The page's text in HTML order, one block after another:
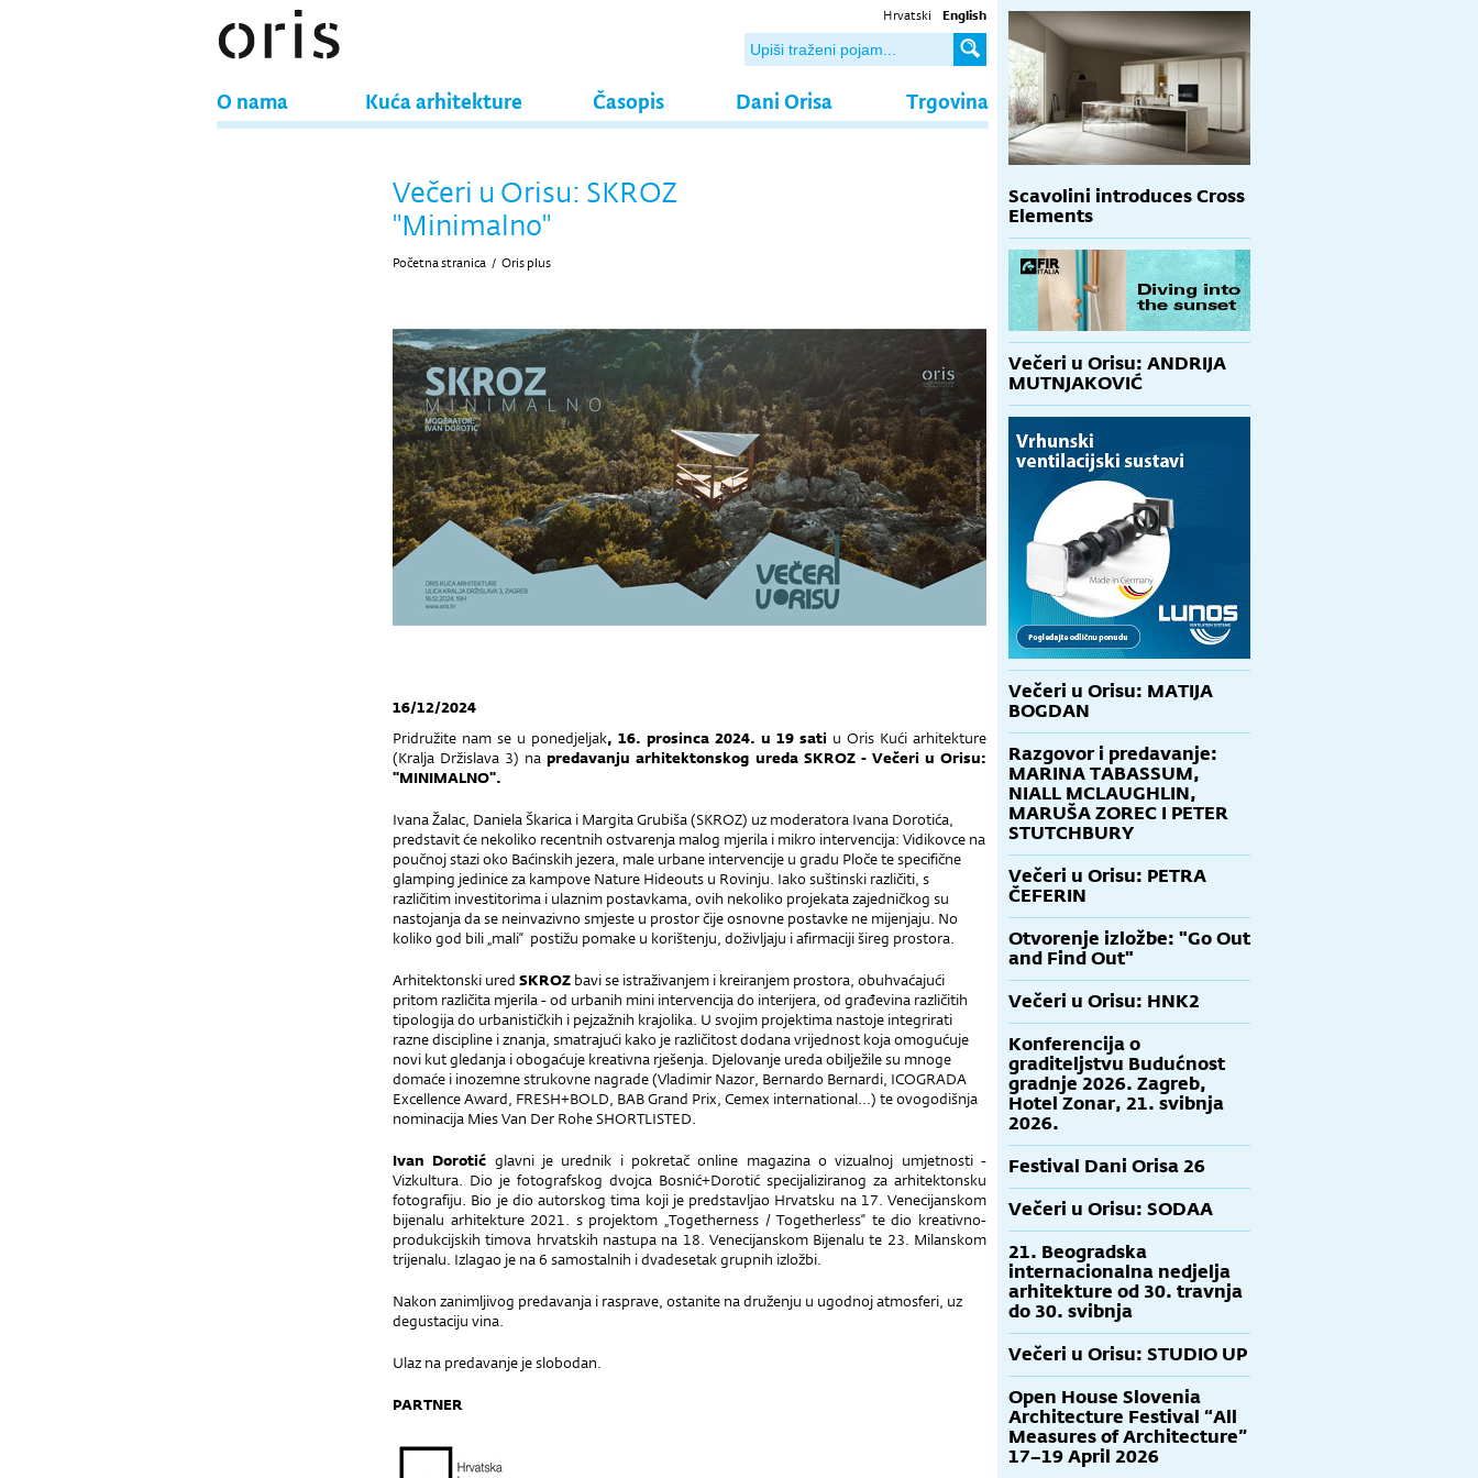
Hrvatski English
O nama Kuća arhitekture Časopis Dani Orisa Trgovina
Večeri u Orisu: SKROZ
"Minimalno"
Početna stranica / Oris plus
16/12/2024
Pridružite nam se u ponedjeljak, 16. prosinca 2024. u 19 sati u Oris Kući arhitekture
(Kralja Držislava 3) napredavanju arhitektonskog ureda SKROZ - Večeri u Orisu:
"MINIMALNO".
Ivana Žalac, Daniela Škarica i Margita Grubiša (SKROZ) uz moderatora Ivana Dorotića,
predstavit će nekoliko recentnih ostvarenja malog mjerila i mikro intervencija: Vidikovce na
poučnoj stazi oko Baćinskih jezera, male urbane intervencije u gradu Ploče te specifične
glamping jedinice za kampove Nature Hideouts u Rovinju. Iako suštinski različiti, s
različitim investitorima i ulaznim postavkama, ovih nekoliko projekata zajedničkog su
nastojanja da se neinvazivno smjeste u prostor čije osnovne postavke ne mijenjaju. No
koliko god bili „mali“ postižu pomake u korištenju, doživljaju i afirmaciji šireg prostora.
Arhitektonski ured SKROZ bavi se istraživanjem i kreiranjem prostora, obuhvaćajući
pritom različita mjerila - od urbanih mini intervencija do interijera, od građevina različitih
tipologija do urbanističkih i pejzažnih krajolika. U svojim projektima nastoje integrirati
razne discipline i znanja, smatrajući kako je različitost dodana vrijednost koja omogućuje
novi kut gledanja i obogaćuje kreativna rješenja. Djelovanje ureda obilježile su mnoge
domaće i inozemne strukovne nagrade (Vladimir Nazor, Bernardo Bernardi, ICOGRADA
Excellence Award, FRESH+BOLD, BAB Grand Prix, Cemex international...) te ovogodišnja
nominacija Mies Van Der Rohe SHORTLISTED.
Ivan Dorotić glavni je urednik i pokretač online magazina o vizualnoj umjetnosti -
Vizkultura. Dio je fotografskog dvojca Bosnić+Dorotić specijaliziranog za arhitektonsku
fotografiju. Bio je dio autorskog tima koji je predstavljao Hrvatsku na 17. Venecijanskom
bijenalu arhitekture 2021. s projektom „Togetherness / Togetherless“ te dio kreativno-
produkcijskih timova hrvatskih nastupa na 18. Venecijanskom Bijenalu te 23. Milanskom
trijenalu. Izlagao je na 6 samostalnih i dvadesetak grupnih izložbi.
Nakon zanimljivog predavanja i rasprave, ostanite na druženju u ugodnoj atmosferi, uz
degustaciju vina.
Ulaz na predavanje je slobodan.
PARTNER
Scavolini introduces Cross
Elements
Večeri u Orisu: ANDRIJA
MUTNJAKOVIĆ
Večeri u Orisu: MATIJA
BOGDAN
Razgovor i predavanje:
MARINA TABASSUM,
NIALL MCLAUGHLIN,
MARUŠA ZOREC I PETER
STUTCHBURY
Večeri u Orisu: PETRA
ČEFERIN
Otvorenje izložbe: "Go Out
and Find Out"
Večeri u Orisu: HNK2
Konferencija o
graditeljstvu Budućnost
gradnje 2026. Zagreb,
Hotel Zonar, 21. svibnja
2026.
Festival Dani Orisa 26
Večeri u Orisu: SODAA
21. Beogradska
internacionalna nedjelja
arhitekture od 30. travnja
do 30. svibnja
Večeri u Orisu: STUDIO UP
Open House Slovenia
Architecture Festival “All
Measures of Architecture”
17–19 April 2026